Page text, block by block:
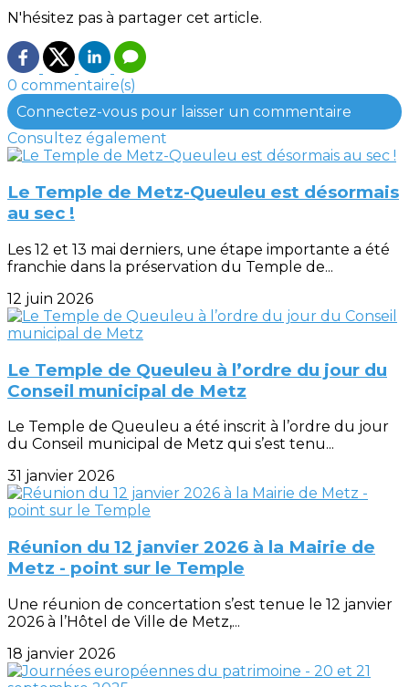
N'hésitez pas à partager cet article.
0 commentaire(s)
Connectez-vous pour laisser un commentaire
Consultez également
Le Temple de Metz-Queuleu est désormais
au sec !
Les 12 et 13 mai derniers, une étape importante a été
franchie dans la préservation du Temple de...
12 juin 2026
Le Temple de Queuleu à l’ordre du jour du
Conseil municipal de Metz
Le Temple de Queuleu a été inscrit à l’ordre du jour
du Conseil municipal de Metz qui s’est tenu...
31 janvier 2026
Réunion du 12 janvier 2026 à la Mairie de
Metz - point sur le Temple
Une réunion de concertation s’est tenue le 12 janvier
2026 à l’Hôtel de Ville de Metz,...
18 janvier 2026